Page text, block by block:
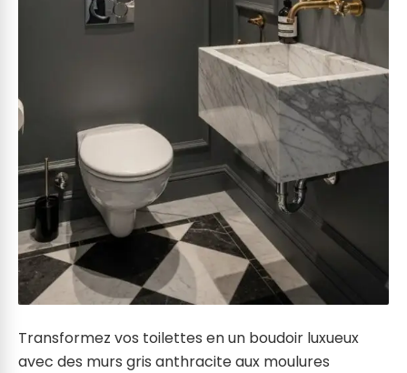
Transformez vos toilettes en un boudoir luxueux
avec des murs gris anthracite aux moulures